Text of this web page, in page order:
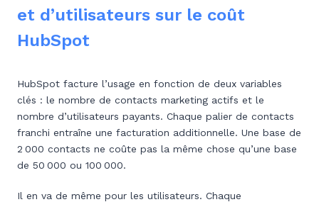
et d’utilisateurs sur le coût
HubSpot
HubSpot facture l’usage en fonction de deux variables
clés : le nombre de contacts marketing actifs et le
nombre d’utilisateurs payants. Chaque palier de contacts
franchi entraîne une facturation additionnelle. Une base de
2 000 contacts ne coûte pas la même chose qu’une base
de 50 000 ou 100 000.
Il en va de même pour les utilisateurs. Chaque